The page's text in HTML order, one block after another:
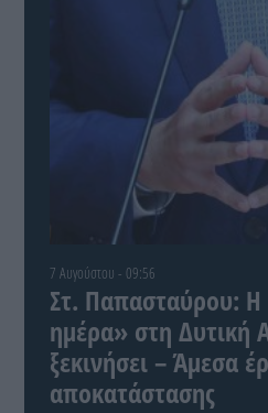
7 Αυγούστου - 09:56
Στ. Παπασταύρου:
ημέρα» στη Δυτική
ξεκινήσει – Άμεσα
αποκατάστασης